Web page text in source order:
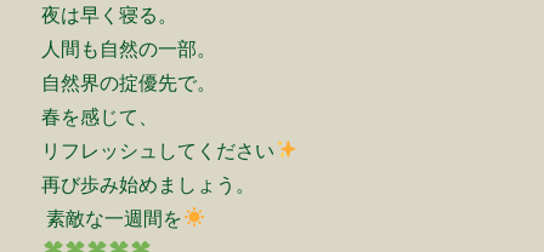
夜は早く寝る。
人間も自然の一部。
自然界の掟優先で。
春を感じて、
リフレッシュしてください
再び歩み始めましょう。
素敵な一週間を